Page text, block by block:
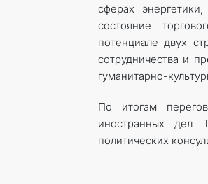
сферах
состояние
потенциале двух
сотрудничества и
гуманитарно-
По итогам
иностранных дел
политических